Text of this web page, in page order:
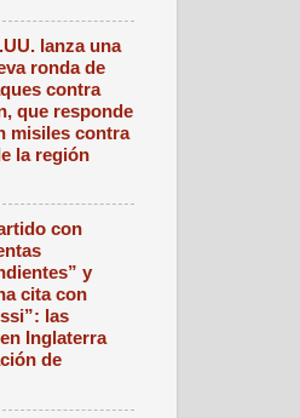
lanza una
ronda de
contra
que responde
misiles contra
la región
con
y
cita con
las
Inglaterra
de